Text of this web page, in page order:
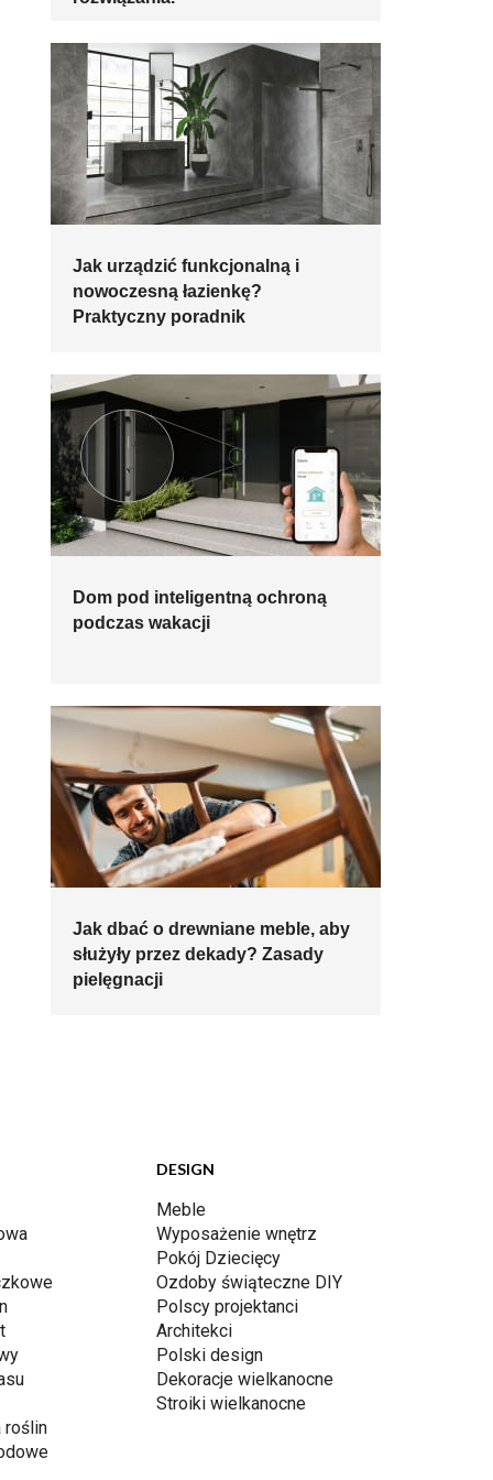
Jak urządzić funkcjonalną i
nowoczesną łazienkę?
Praktyczny poradnik
Dom pod inteligentną ochroną
podczas wakacji
Jak dbać o drewniane meble, aby
służyły przez dekady? Zasady
pielęgnacji
roślin
DESIGN
Meble
Wyposażenie wnętrz
Pokój Dziecięcy
Ozdoby świąteczne DIY
Polscy projektanci
Architekci
Polski design
Dekoracje wielkanocne
Stroiki wielkanocne